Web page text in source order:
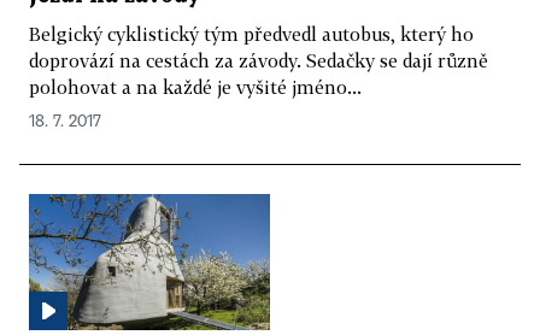
Belgický cyklistický tým předvedl autobus, který ho
doprovází na cestách za závody. Sedačky se dají různě
polohovat a na každé je vyšité jméno...
18. 7. 2017